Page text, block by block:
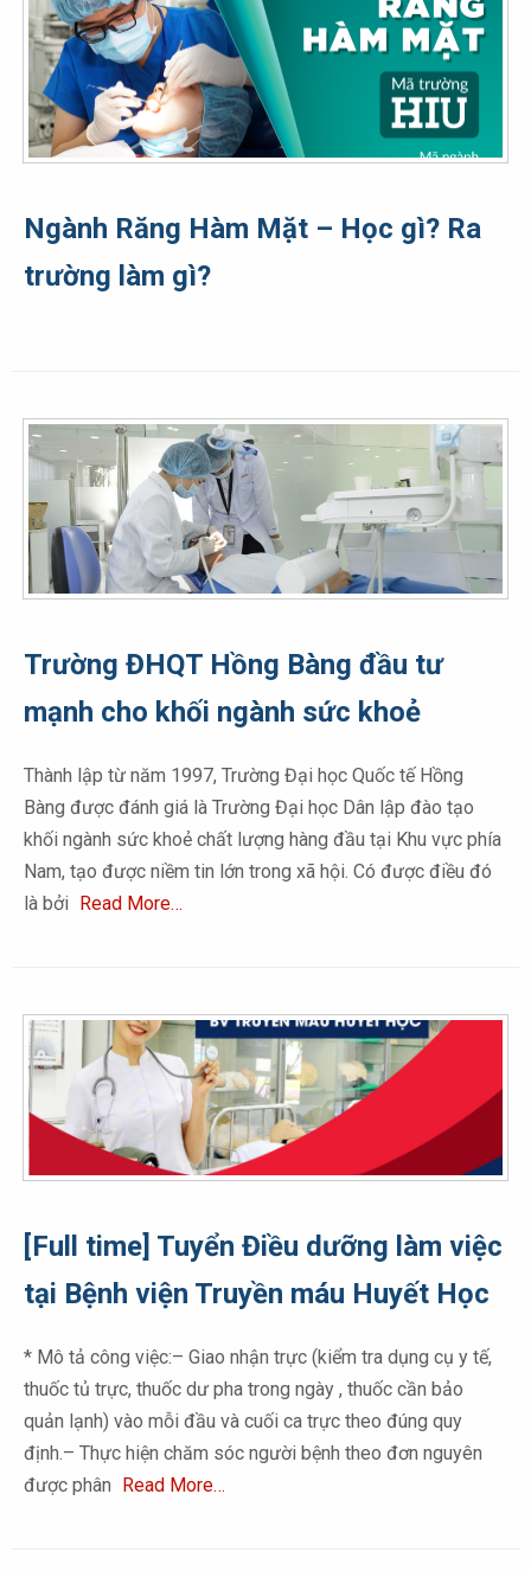
Ngành Răng Hàm Mặt – Học gì? Ra
trường làm gì?
Trường ĐHQT Hồng Bàng đầu tư
mạnh cho khối ngành sức khoẻ
Thành lập từ năm 1997, Trường Đại học Quốc tế Hồng
Bàng được đánh giá là Trường Đại học Dân lập đào tạo
khối ngành sức khoẻ chất lượng hàng đầu tại Khu vực phía
Nam, tạo được niềm tin lớn trong xã hội. Có được điều đó
là bởi Read More…
[Full time] Tuyển Điều dưỡng làm việc
tại Bệnh viện Truyền máu Huyết Học
* Mô tả công việc:– Giao nhận trực (kiểm tra dụng cụ y tế,
thuốc tủ trực, thuốc dư pha trong ngày , thuốc cần bảo
quản lạnh) vào mỗi đầu và cuối ca trực theo đúng quy
định.– Thực hiện chăm sóc người bệnh theo đơn nguyên
được phân Read More…